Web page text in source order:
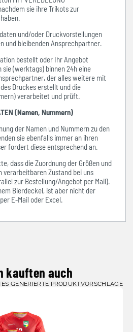
sie ihre Trikots zur
und/oder Druckvorstellungen
und bleibenden Ansprechpartner.
bestellt oder Ihr Angebot
(werktags) binnen 24h eine
der alles weitere mit
Druckes erstellt und die
verarbeitet und prüft.
(Namen, Nummern)
der Namen und Nummern zu den
sie ebenfalls immer an ihren
fordert diese entsprechend an.
dass die Zuordnung der Größen und
verarbeitbaren Zustand bei uns
zur Bestellung/Angebot per Mail).
Bierdeckel, ist aber nicht der
E-Mail oder Excel.
kauften auch
GENERIERTE PRODUKTVORSCHLÄGE